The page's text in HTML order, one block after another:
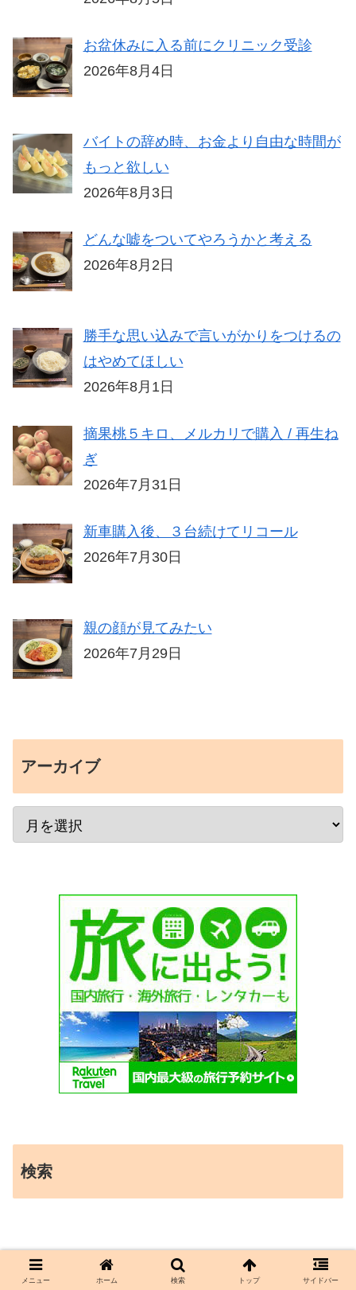
お盆休みに入る前にクリニック受診
2026年8月4日
バイトの辞め時、お金より自由な時間が
もっと欲しい
2026年8月3日
どんな嘘をついてやろうかと考える
2026年8月2日
勝手な思い込みで言いがかりをつけるの
はやめてほしい
2026年8月1日
摘果桃５キロ、メルカリで購入 / 再生ね
ぎ
2026年7月31日
新車購入後、３台続けてリコール
2026年7月30日
親の顔が見てみたい
2026年7月29日
アーカイブ
検索
メニュー ホーム 検索 トップ サイドバー